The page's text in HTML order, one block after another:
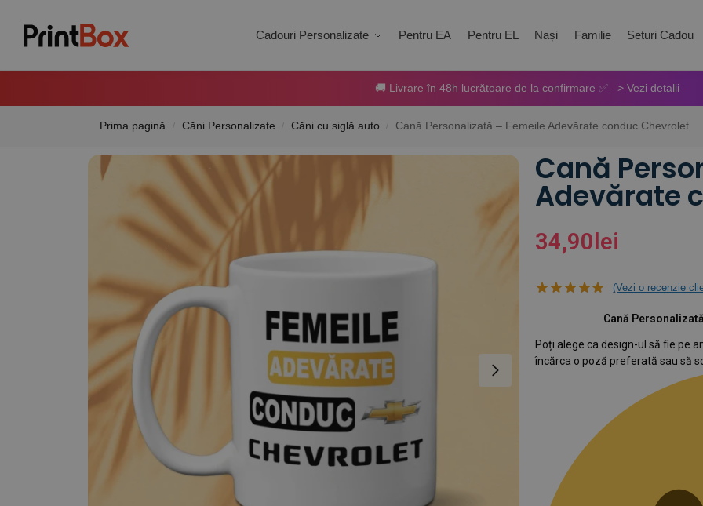
Cadouri Personalizate Pentru EA Pentru EL Nași Familie Seturi Cadou
Search
🚚 Livrare în 48h lucrătoare de la confirmare ✅ –> Vezi detalii
Prima pagină / Căni Personalizate / Căni cu siglă auto / Cană Personalizată – Femeile Adevărate conduc Chevrolet
Cană
Adevărate
34,90 lei
(Vezi o recenzie
Cană
Poți alege ca design-ul să fie pe
încărca o poză preferată sau să